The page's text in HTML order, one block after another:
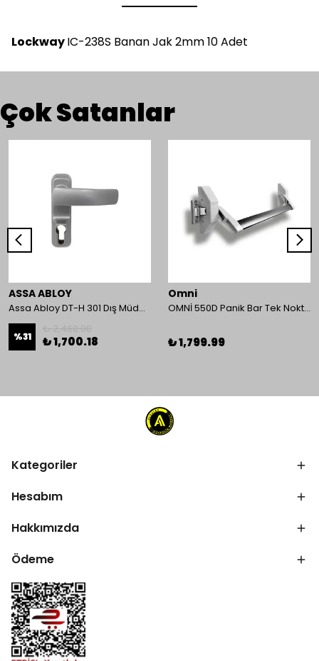
LockwayIC-238S Banan Jak 2mm 10 Adet
Çok Satanlar
ASSA ABLOY
Assa Abloy DT-H 301 Dış Müdahale Kolu
%31 ₺ 1,700.18
Omni
OMNİ 550D Panik Bar Tek Nokta Yüzey Tip
₺ 1,799.99
Kategoriler
Hesabım
Hakkımızda
Ödeme